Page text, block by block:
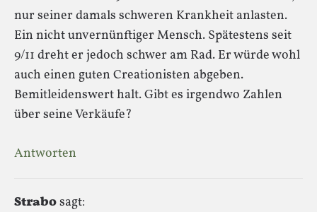
nur seiner damals schweren Krankheit anlasten.
Ein nicht unvernünftiger Mensch. Spätestens seit
9/11 dreht er jedoch schwer am Rad. Er würde wohl
auch einen guten Creationisten abgeben.
Bemitleidenswert halt. Gibt es irgendwo Zahlen
über seine Verkäufe?
Antworten
Strabosagt: